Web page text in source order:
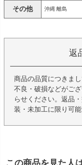
その他 沖縄 離島
返
商品の品質につきま
不良・破損などがご
らせください。返品
装・未加工に限り可能